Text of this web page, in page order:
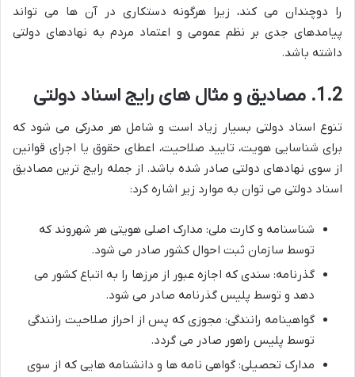
را دوچندان می کند، زیرا هرگونه دستکاری در آن ها می تواند
پیامدهای جدی بر نظم عمومی و اعتماد مردم به نهادهای دولتی
داشته باشد.
1.2. مصادیق و مثال های رایج اسناد دولتی
تنوع اسناد دولتی بسیار زیاد است و شامل هر مدرکی می شود که
برای شناسایی هویت، تایید صلاحیت، اعطای حقوق یا اجرای قوانین
از سوی نهادهای دولتی صادر شده باشد. از جمله رایج ترین مصادیق
اسناد دولتی می توان به موارد زیر اشاره کرد:
شناسنامه و کارت ملی: مدارک اصلی هویتی هر شهروند که
توسط سازمان ثبت احوال کشور صادر می شود.
گذرنامه: سندی که اجازه عبور از مرزها را به اتباع کشور می
دهد و توسط پلیس گذرنامه صادر می شود.
گواهینامه رانندگی: مجوزی که پس از احراز صلاحیت رانندگی
توسط پلیس راهور صادر می گردد.
مدارک تحصیلی: گواهی نامه ها و دانشنامه هایی که از سوی